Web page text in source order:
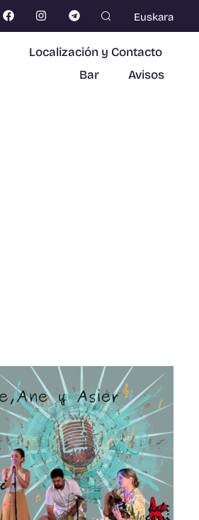
Euskara
Localización y Contacto
Bar
Avisos